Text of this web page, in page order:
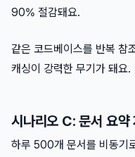
90% 절감돼요.
같은 코드베이스를 반복 참
캐싱이 강력한 무기가 돼요.
시나리오 C: 문서 요약
하루 500개 문서를 비동기